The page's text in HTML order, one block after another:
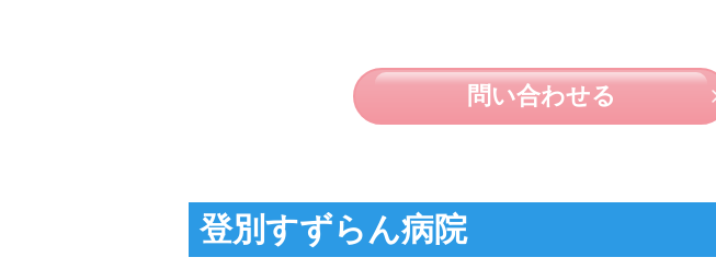
問い合わせる
登別すずらん病院